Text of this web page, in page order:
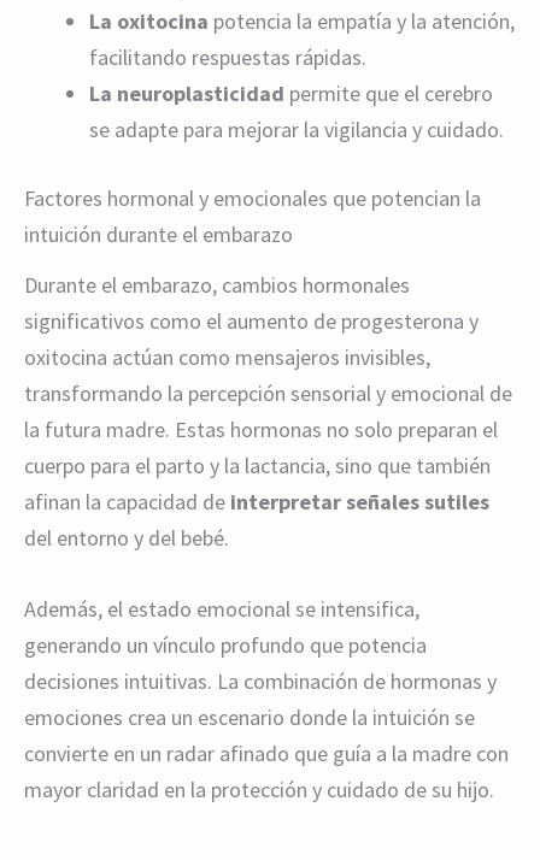
La oxitocina potencia la empatía y la atención,
facilitando respuestas rápidas.
La neuroplasticidad permite que el cerebro
se adapte para mejorar la vigilancia y cuidado.
Factores hormonal y emocionales que potencian la
intuición durante el embarazo
Durante el embarazo, cambios hormonales
significativos como el aumento de progesterona y
oxitocina actúan como mensajeros invisibles,
transformando la percepción sensorial y emocional de
la futura madre. Estas hormonas no solo preparan el
cuerpo para el parto y la lactancia, sino que también
afinan la capacidad de interpretar señales sutiles
del entorno y del bebé.
Además, el estado emocional se intensifica,
generando un vínculo profundo que potencia
decisiones intuitivas. La combinación de hormonas y
emociones crea un escenario donde la intuición se
convierte en un radar afinado que guía a la madre con
mayor claridad en la protección y cuidado de su hijo.